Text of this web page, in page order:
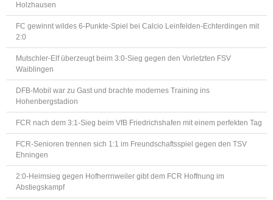
Holzhausen
FC gewinnt wildes 6-Punkte-Spiel bei Calcio Leinfelden-Echterdingen mit
2:0
Mutschler-Elf überzeugt beim 3:0-Sieg gegen den Vorletzten FSV
Waiblingen
DFB-Mobil war zu Gast und brachte modernes Training ins
Hohenbergstadion
FCR nach dem 3:1-Sieg beim VfB Friedrichshafen mit einem perfekten Tag
FCR-Senioren trennen sich 1:1 im Freundschaftsspiel gegen den TSV
Ehningen
2:0-Heimsieg gegen Hofherrnweiler gibt dem FCR Hoffnung im
Abstiegskampf